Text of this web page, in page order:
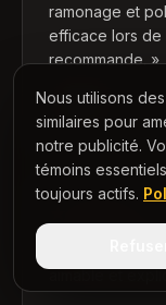
ramonage et
efficace lors de
recommande.»
Manon D.
Avis Google
Très
aimable et
Nous utilisons
similaires pour
notre publicité.
témoins
toujours actifs.